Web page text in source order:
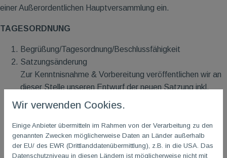
einer Außerordentlichen Hauptversammlung ein.
TAGESORDNUNG
Begrüßung/Tagesordnung/Beschlussfähigkeit
Satzungsänderung
Zur Kenntnisnahme & Vorbereitung veröffentlichen wir an
dieser Stelle unseren Entwurf der neuen Satzung inkl.
einer Gegenüberstellung zur bisherigen TG
Entwurf neue TG MSatzung
Gegenüberstellung bisherige Satzung, zur neuen
Satzung
Wir verwenden Cookies.
Einige Anbieter übermitteln im Rahmen von der Verarbeitung zu den
genannten Zwecken möglicherweise Daten an Länder außerhalb
der EU/ des EWR (Drittlanddatenübermittlung), z.B. in die USA. Das
Datenschutzniveau in diesen Ländern ist möglicherweise nicht mit